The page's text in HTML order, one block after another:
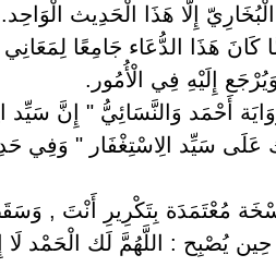
إِلَّا هَذَا الْحَدِيث الْوَاحِد.
كَانَ هَذَا الدُّعَاء جَامِعًا
إِلَيْهِ فِي الْأُمُور.
أَحْمَد وَالنَّسَائِيُّ " إِنَّ سَيِّد
عَلَى سَيِّد الِاسْتِغْفَار " وَفِي
مُعْتَمَدَة بِتَكْرِيرِ أَنْتَ ,
يُصْبِح : اللَّهُمَّ لَك الْحَمْد لَا